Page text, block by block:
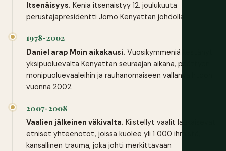
Itsenäisyys. Kenia itsenäistyy 12. joulukuuta
perustajapresidentti Jomo Kenyattan johdolla.
1978-2002
Daniel arap Moin aikakausi. Vuosikymmeniä kestänyt
yksipuoluevalta Kenyattan seuraajan aikana, päättyen
monipuoluevaaleihin ja rauhanomaiseen vallanvaihtoon
vuonna 2002.
2007-2008
Vaalien jälkeinen väkivalta. Kiistellyt vaalit laukaisevat
etniset yhteenotot, joissa kuolee yli 1 000 ihmistä,
kansallinen trauma, joka johti merkittävään